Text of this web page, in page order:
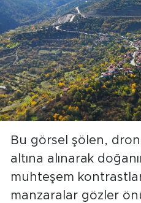
Bu görsel şölen,
altına alınarak
muhteşem
manzaralar gözler